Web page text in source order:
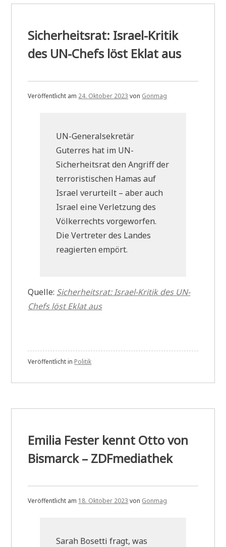
Sicherheitsrat: Israel-Kritik
des UN-Chefs löst Eklat aus
Veröffentlicht am 24. Oktober 2023 von Gonmag
UN-Generalsekretär
Guterres hat im UN-
Sicherheitsrat den Angriff der
terroristischen Hamas auf
Israel verurteilt – aber auch
Israel eine Verletzung des
Völkerrechts vorgeworfen.
Die Vertreter des Landes
reagierten empört.
Quelle: Sicherheitsrat: Israel-Kritik des UN-
Chefs löst Eklat aus
Veröffentlicht in Politik
Emilia Fester kennt Otto von
Bismarck – ZDFmediathek
Veröffentlicht am 18. Oktober 2023 von Gonmag
Sarah Bosetti fragt, was